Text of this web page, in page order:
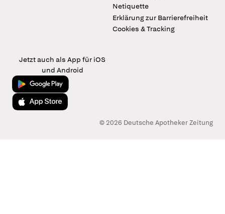
Netiquette
Erklärung zur Barrierefreiheit
Cookies & Tracking
Jetzt auch als App für iOS
und Android
Jetzt bei Google Play
Laden im App Store
© 2026 Deutsche Apotheker Zeitung